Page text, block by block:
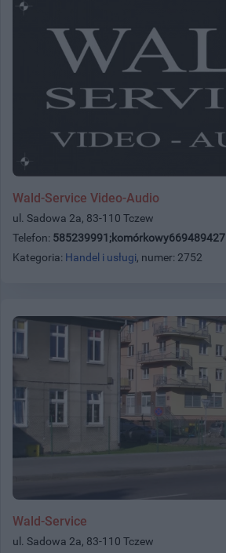
Wald-Service Video-Audio
ul. Sadowa 2a, 83-110 Tczew
Telefon: 585239991;komórkowy669489427
Kategoria: Handel i usługi, numer: 2752
Wald-Service
ul. Sadowa 2a, 83-110 Tczew